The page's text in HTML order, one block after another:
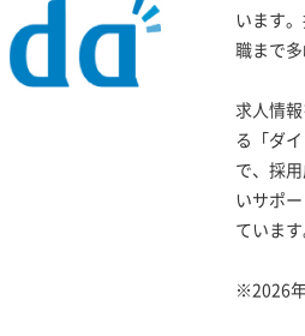
います
職まで多
求人情
る「ダ
で、採
いサポ
ています
※2026